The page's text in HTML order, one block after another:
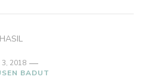
3, 2018
BADUT